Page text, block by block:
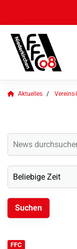
Aktuelles
FFC